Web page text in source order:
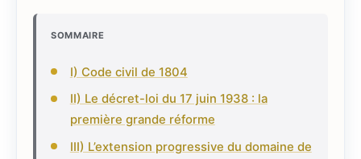
SOMMAIRE
I) Code civil de 1804
II) Le décret-loi du 17 juin 1938 : la
première grande réforme
III) L’extension progressive du domaine de